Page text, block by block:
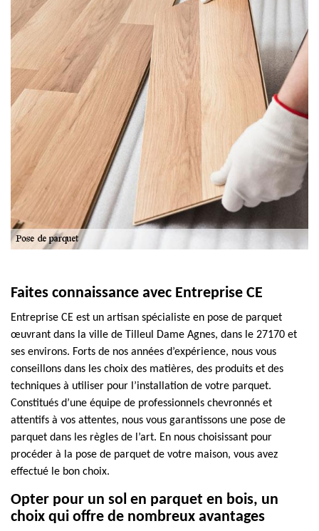
Faites connaissance avec Entreprise CE
Entreprise CE est un artisan spécialiste en pose de parquet
œuvrant dans la ville de Tilleul Dame Agnes, dans le 27170 et
ses environs. Forts de nos années d’expérience, nous vous
conseillons dans les choix des matières, des produits et des
techniques à utiliser pour l’installation de votre parquet.
Constitués d’une équipe de professionnels chevronnés et
attentifs à vos attentes, nous vous garantissons une pose de
parquet dans les règles de l’art. En nous choisissant pour
procéder à la pose de parquet de votre maison, vous avez
effectué le bon choix.
Opter pour un sol en parquet en bois, un
choix qui offre de nombreux avantages